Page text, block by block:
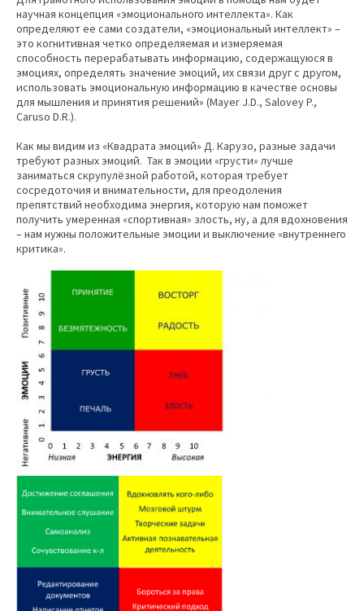
научная концепция «эмоционального интеллекта». Как
определяют ее сами создатели, «эмоциональный интеллект» –
это когнитивная четко определяемая и измеряемая
способность перерабатывать информацию, содержащуюся в
эмоциях, определять значение эмоций, их связи друг с другом,
использовать эмоциональную информацию в качестве основы
для мышления и принятия решений» (Mayer J.D., Salovey P.,
Caruso D.R.).
Как мы видим из «Квадрата эмоций» Д. Карузо, разные задачи
требуют разных эмоций. Так в эмоции «грусти» лучше
заниматься скрупулёзной работой, которая требует
сосредоточия и внимательности, для преодоления
препятствий необходима энергия, которую нам поможет
получить умеренная «спортивная» злость, ну, а для вдохновения
– нам нужны положительные эмоции и выключение «внутреннего
критика».